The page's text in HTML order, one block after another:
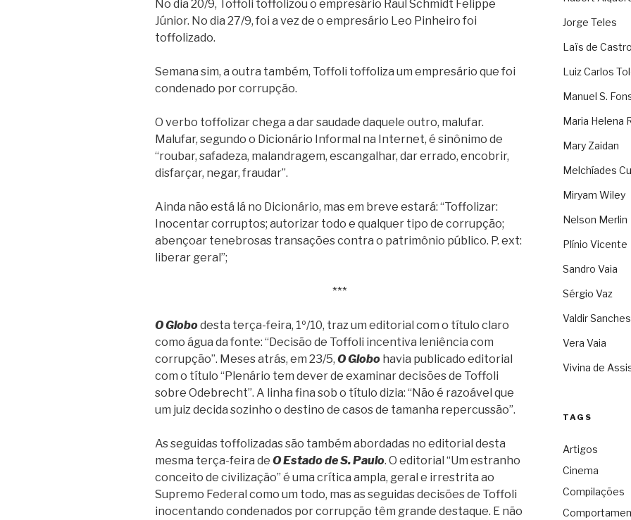
No dia 20/9, Toffoli toffolizou o empresário Raul Schmidt Felippe
Júnior. No dia 27/9, foi a vez de o empresário Leo Pinheiro foi
toffolizado.
Semana sim, a outra também, Toffoli toffoliza um empresário que foi
condenado por corrupção.
O verbo toffolizar chega a dar saudade daquele outro, malufar.
Malufar, segundo o Dicionário Informal na Internet, é sinônimo de
“roubar, safadeza, malandragem, escangalhar, dar errado, encobrir,
disfarçar, negar, fraudar”.
Ainda não está lá no Dicionário, mas em breve estará: “Toffolizar:
Inocentar corruptos; autorizar todo e qualquer tipo de corrupção;
abençoar tenebrosas transações contra o patrimônio público. P. ext:
liberar geral”;
***
O Globodesta terça-feira, 1º/10, traz um editorial com o título claro
como água da fonte: “Decisão de Toffoli incentiva leniência com
corrupção”. Meses atrás, em 23/5, O Globo havia publicado editorial
com o título “Plenário tem dever de examinar decisões de Toffoli
sobre Odebrecht”. A linha fina sob o título dizia: “Não é razoável que
um juiz decida sozinho o destino de casos de tamanha repercussão”.
As seguidas toffolizadas são também abordadas no editorial desta
mesma terça-feira de O Estado de S. Paulo. O editorial “Um estranho
conceito de civilização” é uma crítica ampla, geral e irrestrita ao
Supremo Federal como um todo, mas as seguidas decisões de Toffoli
inocentando condenados por corrupção têm grande destaque. E não
Jorge Teles
Laïs de Castro
Luiz Carlos
Manuel S.
Maria Helena
Mary Zaidan
Melchíades
Miryam Wiley
Nelson Merlin
Plínio Vicente
Sandro Vaia
Sérgio Vaz
Valdir Sanches
Vera Vaia
Vivina de
TAGS
Artigos
Cinema
Compilações